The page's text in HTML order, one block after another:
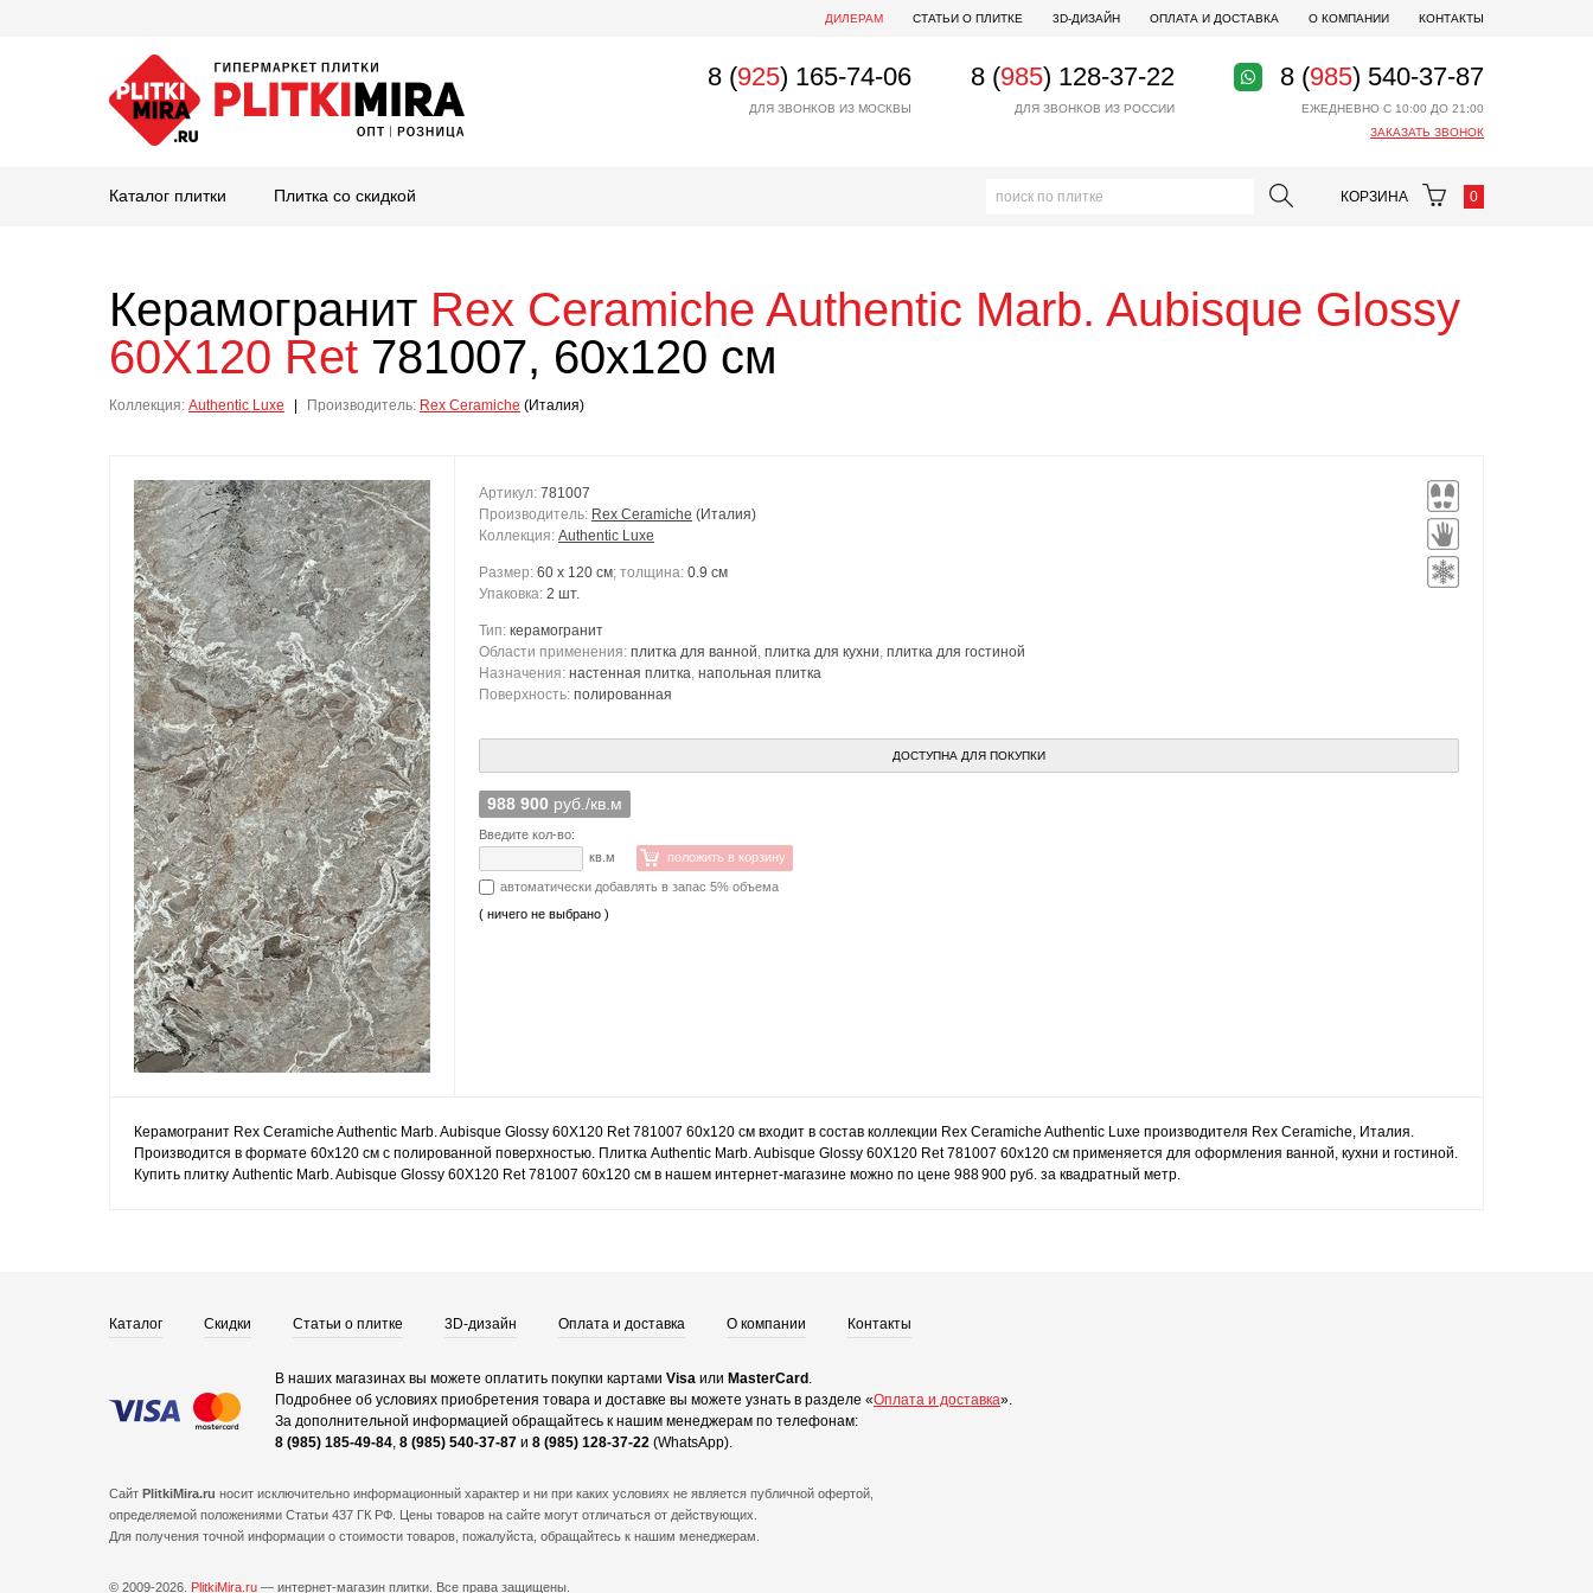
ДИЛЕРАМ СТАТЬИ О ПЛИТКЕ 3D-ДИЗАЙН ОПЛАТА И ДОСТАВКА О КОМПАНИИ КОНТАКТЫ
8 (925) 165-74-06
ДЛЯ ЗВОНКОВ ИЗ МОСКВЫ
8 (985) 128-37-22
ДЛЯ ЗВОНКОВ ИЗ РОССИИ
8 (985) 540-37-87
ЕЖЕДНЕВНО С 10:00 ДО 21:00
ЗАКАЗАТЬ ЗВОНОК
Каталог плитки Плитка со скидкой КОРЗИНА 0
Керамогранит Rex Ceramiche Authentic Marb. Aubisque Glossy
60X120 Ret 781007, 60x120 см
Коллекция: Authentic Luxe Производитель: Rex Ceramiche (Италия)
Артикул: 781007
Производитель: Rex Ceramiche (Италия)
Коллекция: Authentic Luxe
Размер: 60 x 120 см; толщина: 0.9 см
Упаковка: 2 шт.
Тип: керамогранит
Области применения: плитка для ванной, плитка для кухни, плитка для гостиной
Назначения: настенная плитка, напольная плитка
Поверхность: полированная
ДОСТУПНА ДЛЯ ПОКУПКИ
988 900 руб./кв.м
Введите кол-во:
кв.м
положить в корзину
автоматически добавлять в запас 5% объема
( ничего не выбрано )
Керамогранит Rex Ceramiche Authentic Marb. Aubisque Glossy 60X120 Ret 781007 60x120 см входит в состав коллекции Rex Ceramiche Authentic Luxe производителя Rex Ceramiche, Италия.
Производится в формате 60x120 см с полированной поверхностью. Плитка Authentic Marb. Aubisque Glossy 60X120 Ret 781007 60x120 см применяется для оформления ванной, кухни и гостиной.
Купить плитку Authentic Marb. Aubisque Glossy 60X120 Ret 781007 60x120 см в нашем интернет-магазине можно по цене 988 900 руб. за квадратный метр.
Каталог Скидки Статьи о плитке 3D-дизайн Оплата и доставка О компании Контакты
В наших магазинах вы можете оплатить покупки картами Visa или MasterCard .
Подробнее об условиях приобретения товара и доставке вы можете узнать в разделе «Оплата и доставка».
За дополнительной информацией обращайтесь к нашим менеджерам по телефонам:
8 (985) 185-49-84, 8 (985) 540-37-87 и 8 (985) 128-37-22 (WhatsApp).
Сайт PlitkiMira.ru носит исключительно информационный характер и ни при каких условиях не является публичной офертой,
определяемой положениями Статьи 437 ГК РФ. Цены товаров на сайте могут отличаться от действующих.
Для получения точной информации о стоимости товаров, пожалуйста, обращайтесь к нашим менеджерам.
© 2009-2026. PlitkiMira.ru — интернет-магазин плитки. Все права защищены.